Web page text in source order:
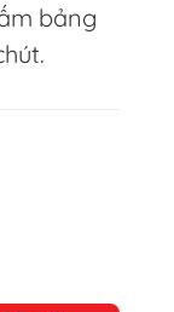
bảng